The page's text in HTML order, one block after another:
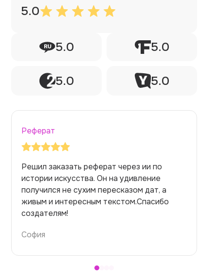
5.0
5.0 5.0
5.0 5.0
Реферат
Заказывала реферат с помощью нейросети
на медицинскую тему. Ожидала худшего,
но справилась. Термины использовала
правильно. Для быстрого ознакомления с
темой — идеально.
Алина